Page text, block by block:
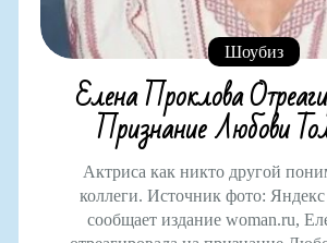
Шоубиз
Елена Проклова
Признание Любови
Актриса как никто другой
коллеги. Источник фото:
сообщает издание woman.ru,